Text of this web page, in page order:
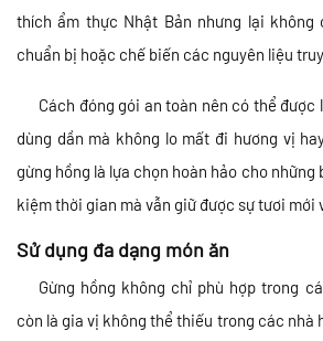
thích ẩm thực Nhật Bản nhưng lại không
chuẩn bị hoặc chế biến các nguyên liệu
Cách đóng gói an toàn nên có thể được
dùng dần mà không lo mất đi hương vị
gừng hồng là lựa chọn hoàn hảo cho những
kiệm thời gian mà vẫn giữ được sự tươi mới
Sử dụng đa dạng món ăn
Gừng hồng không chỉ phù hợp trong
còn là gia vị không thể thiếu trong các nhà